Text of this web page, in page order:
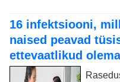
16 infektsiooni,
naised peavad
ettevaatlikud olema